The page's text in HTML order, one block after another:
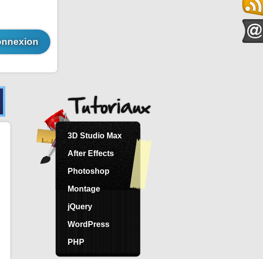
3D Studio Max
After Effects
Photoshop
Montage
jQuery
WordPress
PHP